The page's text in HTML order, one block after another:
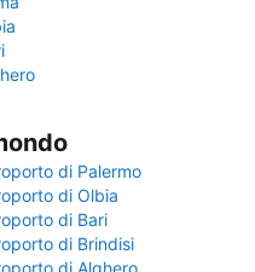
di Palermo
di Olbia
di Bari
di Brindisi
di Alghero